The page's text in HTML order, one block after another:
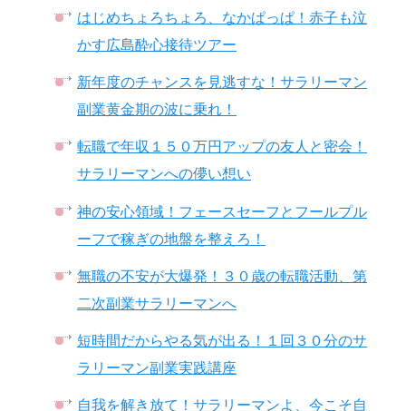
はじめちょろちょろ、なかぱっぱ！赤子も泣
かす広島酔心接待ツアー
新年度のチャンスを見逃すな！サラリーマン
副業黄金期の波に乗れ！
転職で年収１５０万円アップの友人と密会！
サラリーマンへの儚い想い
神の安心領域！フェースセーフとフールプル
ーフで稼ぎの地盤を整えろ！
無職の不安が大爆発！３０歳の転職活動、第
二次副業サラリーマンへ
短時間だからやる気が出る！１回３０分のサ
ラリーマン副業実践講座
自我を解き放て！サラリーマンよ、今こそ自